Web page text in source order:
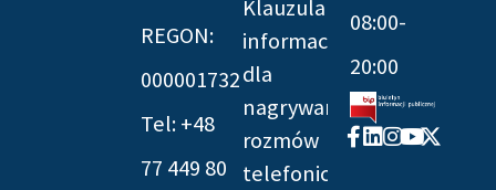
REGON:
000001732
Tel: +48
77 449 80
Klauzula
informacyjna
dla
nagrywania
rozmów
telefonicznych
08:00-
20:00
Facebook-
f
Linkedin
Instagram
Youtube
X-
twitter